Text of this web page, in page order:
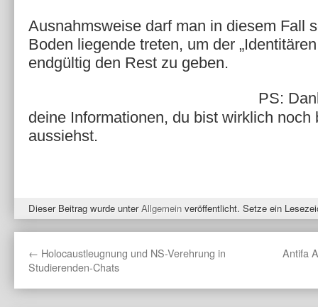
Ausnahmsweise darf man in diesem Fall
Boden liegende treten, um der
endgültig den Rest zu geben.
PS:
deine Informationen, du bist wirklich noch
aussiehst.
Dieser Beitrag wurde unterAllgemein veröffentlicht. Setze ein
← Holocaustleugnung und NS-Verehrung in
Studierenden-Chats
Antifa